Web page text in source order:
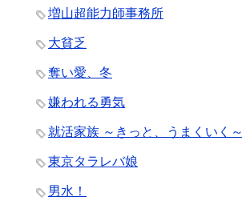
増山超能力師事務所
大貧乏
奪い愛、冬
嫌われる勇気
就活家族 ～きっと、うまくいく～
東京タラレバ娘
男水！